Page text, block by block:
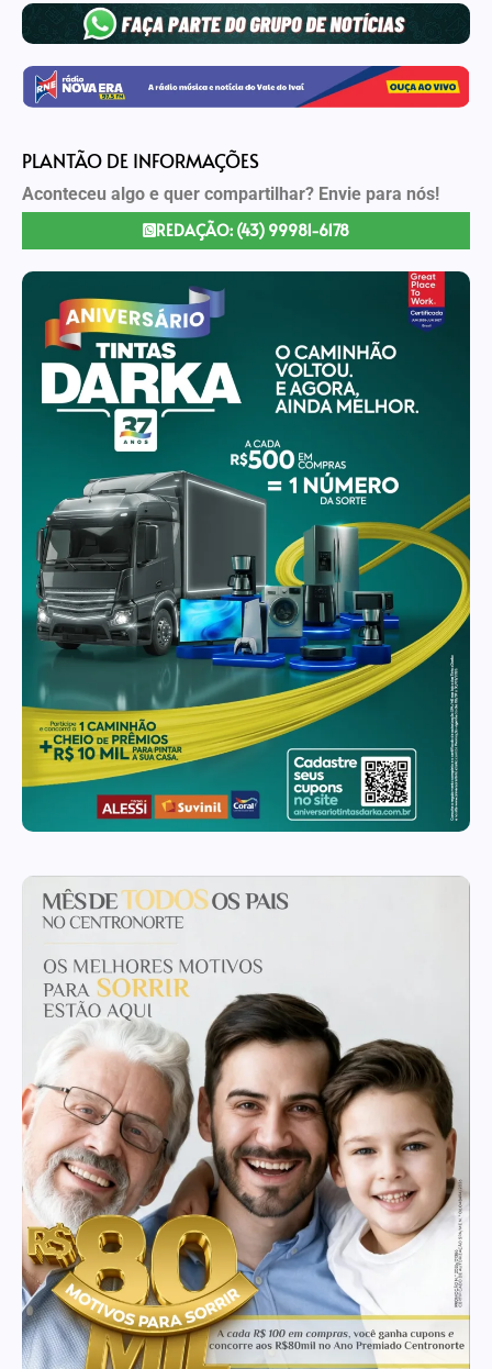
PLANTÃO DE INFORMAÇÕES
Aconteceu algo e quer compartilhar? Envie para nós!
REDAÇÃO: (43) 99981-6178